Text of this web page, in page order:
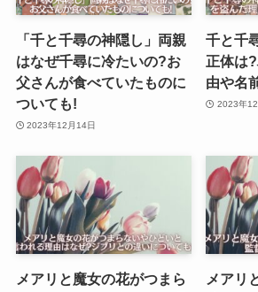
「千と千尋の神隠し」両親
はなぜ千尋に冷たいの?お
父さんが食べていたものに
ついても!
2023年12月14日
千と千
正体は
由や名
2023年
メアリと魔女の花がつまら
メアリ